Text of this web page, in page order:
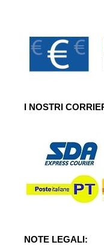
I NOSTRI
NOTE LEGALI: